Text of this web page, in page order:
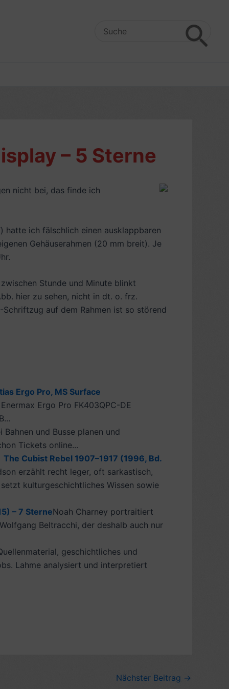
Search
– 5 Sterne
nicht bei, das finde ich
hatte ich fälschlich einen ausklappbaren
Gehäuserahmen (20 mm breit). Je
Stunde und Minute blinkt
hier zu sehen, nicht in dt. o. frz.
auf dem Rahmen ist so störend
Ergo Pro, MS Surface
Ergo Pro FK403QPC-DE
und Busse planen und
Tickets online...
Cubist Rebel 1907–1917 (1996, Bd.
erzählt recht leger, oft sarkastisch,
kulturgeschichtliches Wissen sowie
– 7 SterneNoah Charney portraitiert
Beltracchi, der deshalb auch nur
geschichtliches und
Lahme analysiert und interpretiert
Nächster Beitrag →